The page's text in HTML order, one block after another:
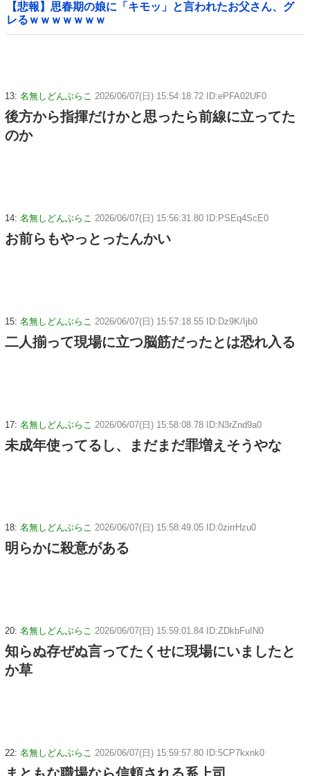
【悲報】思春期の娘に「キモッ」と言われたお父さん、グ
レるｗｗｗｗｗｗｗ
13: 名無しどんぶらこ 2026/06/07(日) 15:54:18.72 ID:ePFA02UF0
後方から指揮だけかと思ったら前線に立ってた
のか
14: 名無しどんぶらこ 2026/06/07(日) 15:56:31.80 ID:PSEq4ScE0
お前らもやっとったんかい
15: 名無しどんぶらこ 2026/06/07(日) 15:57:18.55 ID:Dz9K/Ijb0
二人揃って現場に立つ脳筋だったとは恐れ入る
17: 名無しどんぶらこ 2026/06/07(日) 15:58:08.78 ID:N3rZnd9a0
未成年使ってるし、まだまだ罪増えそうやな
18: 名無しどんぶらこ 2026/06/07(日) 15:58:49.05 ID:0zirrHzu0
明らかに殺意がある
20: 名無しどんぶらこ 2026/06/07(日) 15:59:01.84 ID:ZDkbFuIN0
知らぬ存ぜぬ言ってたくせに現場にいましたと
か草
22: 名無しどんぶらこ 2026/06/07(日) 15:59:57.80 ID:5CP7kxnk0